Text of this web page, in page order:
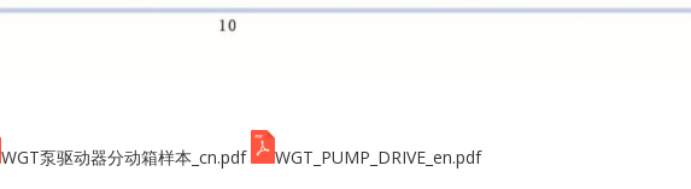
WGT泵驱动器分动箱样本_cn.pdf WGT_PUMP_DRIVE_en.pdf